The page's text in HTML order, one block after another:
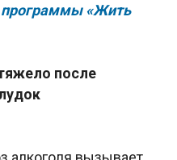
«Жить
после